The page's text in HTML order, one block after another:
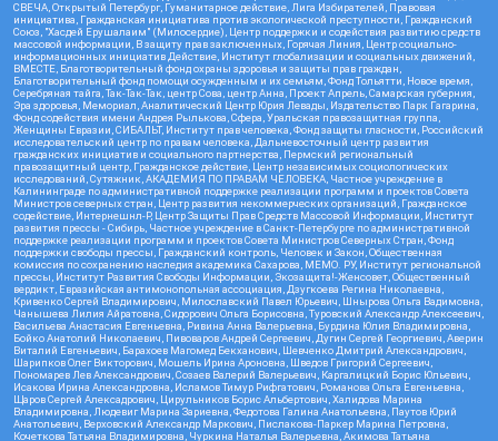
СВЕЧА, Открытый Петербург, Гуманитарное действие, Лига Избирателей, Правовая
инициатива, Гражданская инициатива против экологической преступности, Гражданский
Союз, "Хасдей Ерушалаим" (Милосердие), Центр поддержки и содействия развитию средств
массовой информации, В защиту прав заключенных, Горячая Линия, Центр социально-
информационных инициатив Действие, Институт глобализации и социальных движений,
ВМЕСТЕ, Благотворительный фонд охраны здоровья и защиты прав граждан,
Благотворительный фонд помощи осужденным и их семьям, Фонд Тольятти, Новое время,
Серебряная тайга, Так-Так-Так, центр Сова, центр Анна, Проект Апрель, Самарская губерния,
Эра здоровья, Мемориал, Аналитический Центр Юрия Левады, Издательство Парк Гагарина,
Фонд содействия имени Андрея Рылькова, Сфера, Уральская правозащитная группа,
Женщины Евразии, СИБАЛЬТ, Институт прав человека, Фонд защиты гласности, Российский
исследовательский центр по правам человека, Дальневосточный центр развития
гражданских инициатив и социального партнерства, Пермский региональный
правозащитный центр, Гражданское действие, Центр независимых социологических
исследований, Сутяжник, АКАДЕМИЯ ПО ПРАВАМ ЧЕЛОВЕКА, Частное учреждение в
Калининграде по административной поддержке реализации программ и проектов Совета
Министров северных стран, Центр развития некоммерческих организаций, Гражданское
содействие, Интернешнл-Р, Центр Защиты Прав Средств Массовой Информации, Институт
развития прессы - Сибирь, Частное учреждение в Санкт-Петербурге по административной
поддержке реализации программ и проектов Совета Министров Северных Стран, Фонд
поддержки свободы прессы, Гражданский контроль, Человек и Закон, Общественная
комиссия по сохранению наследия академика Сахарова, МЕМО. РУ, Институт региональной
прессы, Институт Развития Свободы Информации, Экозащита!-Женсовет, Общественный
вердикт, Евразийская антимонопольная ассоциация, Дзугкоева Регина Николаевна,
Кривенко Сергей Владимирович, Милославский Павел Юрьевич, Шнырова Ольга Вадимовна,
Чанышева Лилия Айратовна, Сидорович Ольга Борисовна, Туровский Александр Алексеевич,
Васильева Анастасия Евгеньевна, Ривина Анна Валерьевна, Бурдина Юлия Владимировна,
Бойко Анатолий Николаевич, Пивоваров Андрей Сергеевич, Дугин Сергей Георгиевич, Аверин
Виталий Евгеньевич, Барахоев Магомед Бекханович, Шевченко Дмитрий Александрович,
Шарипков Олег Викторович, Мошель Ирина Ароновна, Шведов Григорий Сергеевич,
Пономарев Лев Александрович, Созаев Валерий Валерьевич, Каргалицкий Борис Юльевич,
Исакова Ирина Александровна, Исламов Тимур Рифгатович, Романова Ольга Евгеньевна,
Щаров Сергей Алексадрович, Цирульников Борис Альбертович, Халидова Марина
Владимировна, Людевиг Марина Зариевна, Федотова Галина Анатольевна, Паутов Юрий
Анатольевич, Верховский Александр Маркович, Пислакова-Паркер Марина Петровна,
Кочеткова Татьяна Владимировна, Чуркина Наталья Валерьевна, Акимова Татьяна